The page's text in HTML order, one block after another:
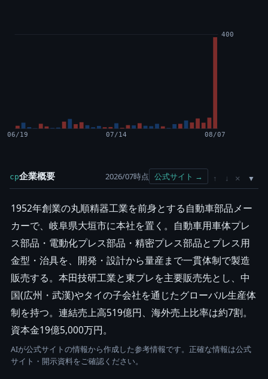
400
06/19 07/14 08/07
cp企業概要 2026/07時点 公式サイト → ↑ ↓ ×
1952年創業の丸順精器工業を前身とする自動車部品メー
カーで、岐阜県大垣市に本社を置く。自動車用車体プレ
ス部品・電動化プレス部品・精密プレス部品とプレス用
金型・治具を、開発・設計から量産まで一貫体制で製造
販売する。本田技研工業と東プレを主要販売先とし、中
国(広州・武漢)やタイの子会社を通じたグローバル生産体
制を持つ。連結売上高519億円、海外売上比率は約7割。
資本金19億5,000万円。
AIが公式サイトの情報から作成した参考情報です。正確な情報は公式
サイト・開示資料をご確認ください。